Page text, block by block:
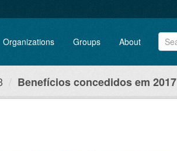
Organizations Groups About
Benefícios concedidos em 2017